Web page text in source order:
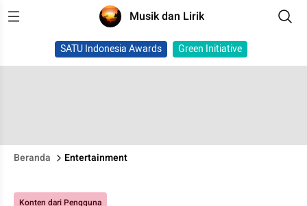
Musik dan Lirik
SATU Indonesia Awards Green Initiative
Beranda Entertainment
Konten dari Pengguna